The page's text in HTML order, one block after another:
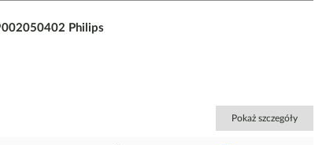
Philips
Pokaż szczegóły